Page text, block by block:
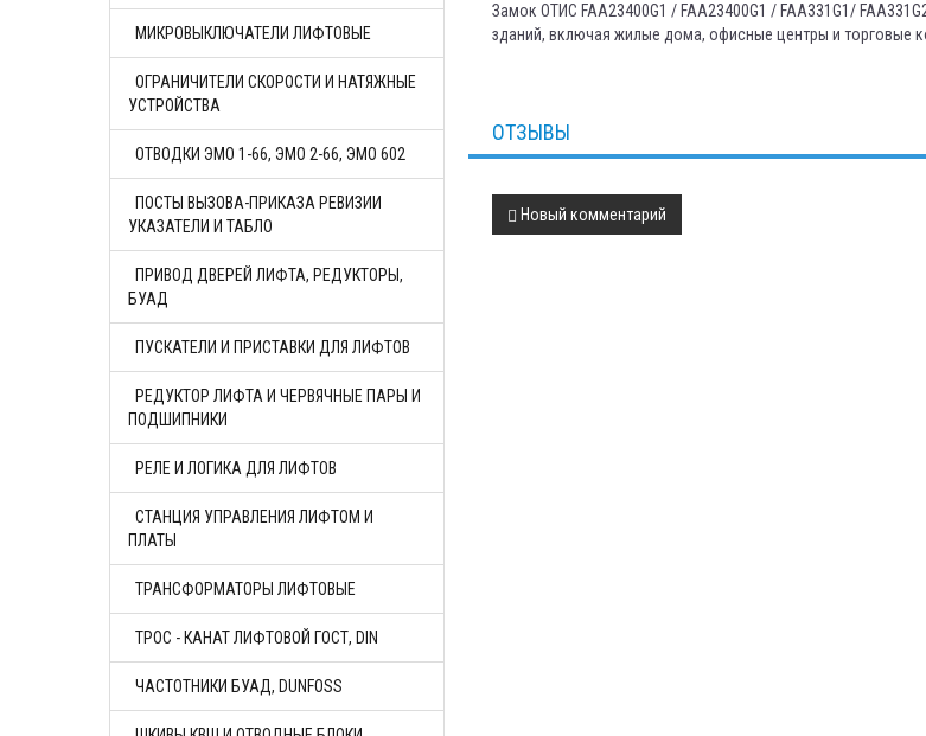
МИКРОВЫКЛЮЧАТЕЛИ ЛИФТОВЫЕ
ОГРАНИЧИТЕЛИ СКОРОСТИ И НАТЯЖНЫЕ
УСТРОЙСТВА
ОТВОДКИ ЭМО 1-66, ЭМО 2-66, ЭМО 602
ПОСТЫ ВЫЗОВА-ПРИКАЗА РЕВИЗИИ
УКАЗАТЕЛИ И ТАБЛО
ПРИВОД ДВЕРЕЙ ЛИФТА, РЕДУКТОРЫ,
БУАД
ПУСКАТЕЛИ И ПРИСТАВКИ ДЛЯ ЛИФТОВ
РЕДУКТОР ЛИФТА И ЧЕРВЯЧНЫЕ ПАРЫ И
ПОДШИПНИКИ
РЕЛЕ И ЛОГИКА ДЛЯ ЛИФТОВ
СТАНЦИЯ УПРАВЛЕНИЯ ЛИФТОМ И
ПЛАТЫ
ТРАНСФОРМАТОРЫ ЛИФТОВЫЕ
ТРОС - КАНАТ ЛИФТОВОЙ ГОСТ, DIN
ЧАСТОТНИКИ БУАД, DUNFOSS
Замок ОТИС FAA23400G1 / FAA23400G1 / FAA331G1/
зданий, включая жилые дома, офисные центры и торговые
ОТЗЫВЫ
Новый комментарий